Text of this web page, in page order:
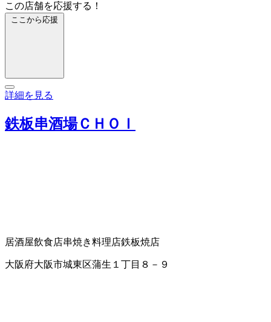
この店舗を応援する！
ここから応援
詳細を見る
鉄板串酒場ＣＨＯＩ
居酒屋飲食店串焼き料理店鉄板焼店
大阪府大阪市城東区蒲生１丁目８－９